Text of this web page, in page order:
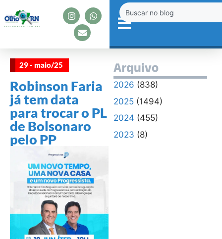
29 - maio/25
Robinson Faria
já tem data
para trocar o PL
de Bolsonaro
pelo PP
Arquivo
2026 (838)
2025(1494)
2024 (455)
2023 (8)